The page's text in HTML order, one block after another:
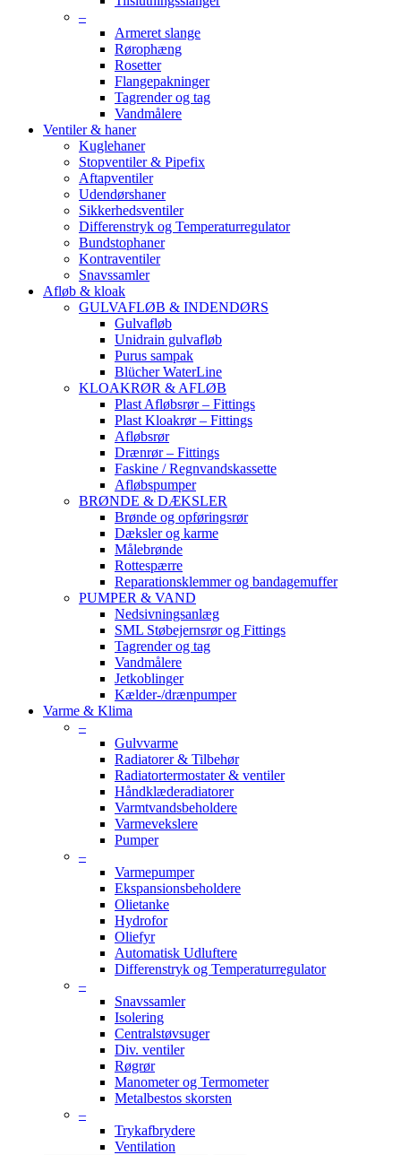
–
Armeret slange
Rørophæng
Rosetter
Flangepakninger
Tagrender og tag
Vandmålere
Ventiler & haner
Kuglehaner
Stopventiler & Pipefix
Aftapventiler
Udendørshaner
Sikkerhedsventiler
Differenstryk og Temperaturregulator
Bundstophaner
Kontraventiler
Snavssamler
Afløb & kloak
GULVAFLØB & INDENDØRS
Gulvafløb
Unidrain gulvafløb
Purus sampak
Blücher WaterLine
KLOAKRØR & AFLØB
Plast Afløbsrør – Fittings
Plast Kloakrør – Fittings
Afløbsrør
Drænrør – Fittings
Faskine / Regnvandskassette
Afløbspumper
BRØNDE & DÆKSLER
Brønde og opføringsrør
Dæksler og karme
Målebrønde
Rottespærre
Reparationsklemmer og bandagemuffer
PUMPER & VAND
Nedsivningsanlæg
SML Støbejernsrør og Fittings
Tagrender og tag
Vandmålere
Jetkoblinger
Kælder-/drænpumper
Varme & Klima
–
Gulvvarme
Radiatorer & Tilbehør
Radiatortermostater & ventiler
Håndklæderadiatorer
Varmtvandsbeholdere
Varmevekslere
Pumper
–
Varmepumper
Ekspansionsbeholdere
Olietanke
Hydrofor
Oliefyr
Automatisk Udluftere
Differenstryk og Temperaturregulator
–
Snavssamler
Isolering
Centralstøvsuger
Div. ventiler
Røgrør
Manometer og Termometer
Metalbestos skorsten
–
Trykafbrydere
Ventilation